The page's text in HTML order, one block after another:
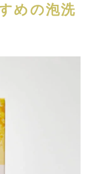
めの泡洗